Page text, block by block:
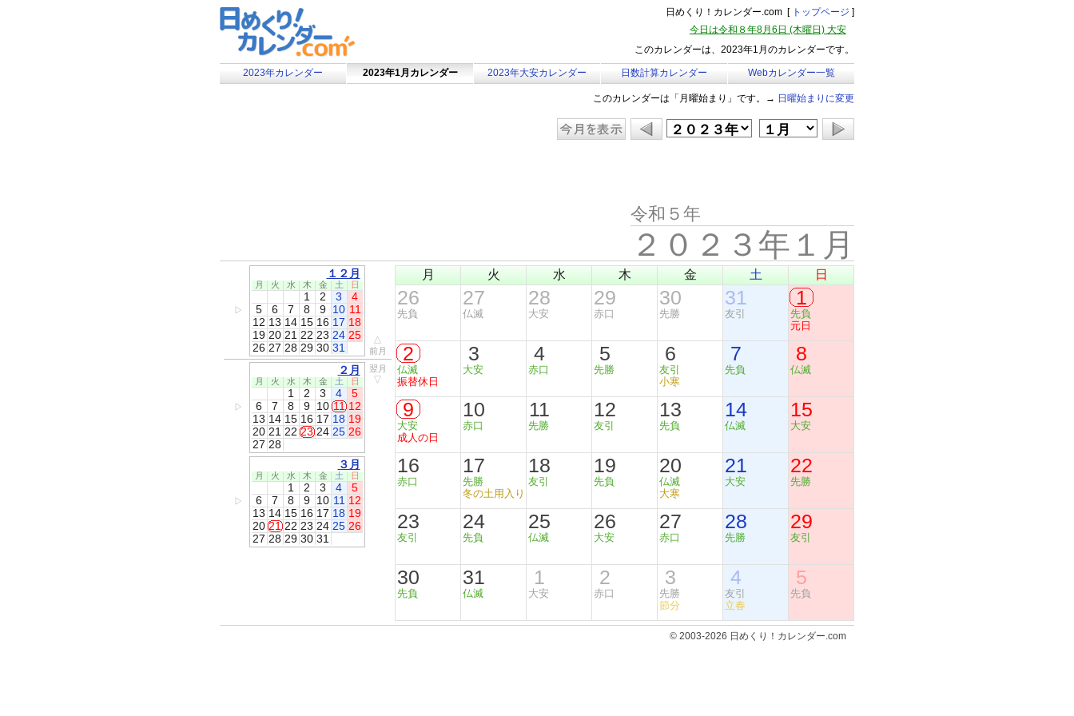
日めくり！カレンダー.com [ トップページ ]
今日は令和８年8月6日 (木曜日) 大安
このカレンダーは、2023年1月のカレンダーです。
2023年カレンダー 2023年1月カレンダー 2023年大安カレンダー 日数計算カレンダー Webカレンダー一覧
このカレンダーは「月曜始まり」です。→ 日曜始まりに変更
令和５年
２０２３年１月
▷
１２月
月 火 水 木 金 土 日
1 2 3
4
5
6 7 8 9 10 11
12 13 14 15 16 17 18
19 20 21 22 23 24 25
26 27 28 29 30 31
△
前月
▷
２月
月 火 水 木 金 土 日
1 2 3 4
5
6
7 8 9 10 11 12
13 14 15 16 17 18 19
20 21 22 23 24 25 26
27 28
翌月
▽
▷
３月
月 火 水 木 金 土 日
1 2 3 4
5
6
7 8 9 10 11 12
13 14 15 16 17 18 19
20 21 22 23 24 25 26
27 28 29 30 31
月 火 水 木 金 土 日
26
先負
27
仏滅
28
大安
29
赤口
30
先勝
31
友引
1
先負
元日
2
仏滅
振替休日
3
大安
4
赤口
5
先勝
6
友引
小寒
7
先負
8
仏滅
9
大安
成人の日
10
赤口
11
先勝
12
友引
13
先負
14
仏滅
15
大安
16
赤口
17
先勝
冬の土用入り
18
友引
19
先負
20
仏滅
大寒
21
大安
22
先勝
23
友引
24
先負
25
仏滅
26
大安
27
赤口
28
先勝
29
友引
30
先負
31
仏滅
1
大安
2
赤口
3
先勝
節分
4
友引
立春
5
先負
© 2003-2026 日めくり！カレンダー.com